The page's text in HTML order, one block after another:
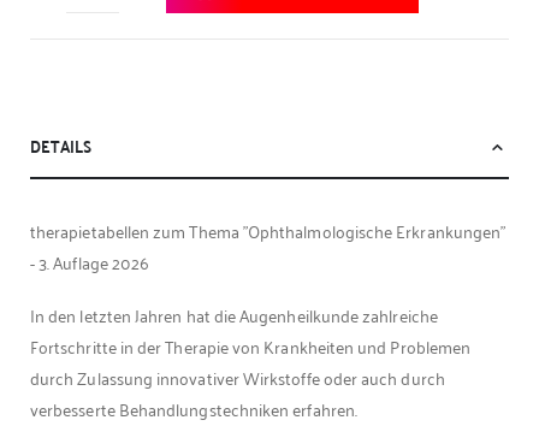
DETAILS
therapietabellen zum Thema "Ophthalmologische Erkrankungen"
- 3. Auflage 2026
In den letzten Jahren hat die Augenheilkunde zahlreiche
Fortschritte in der Therapie von Krankheiten und Problemen
durch Zulassung innovativer Wirkstoffe oder auch durch
verbesserte Behandlungstechniken erfahren.